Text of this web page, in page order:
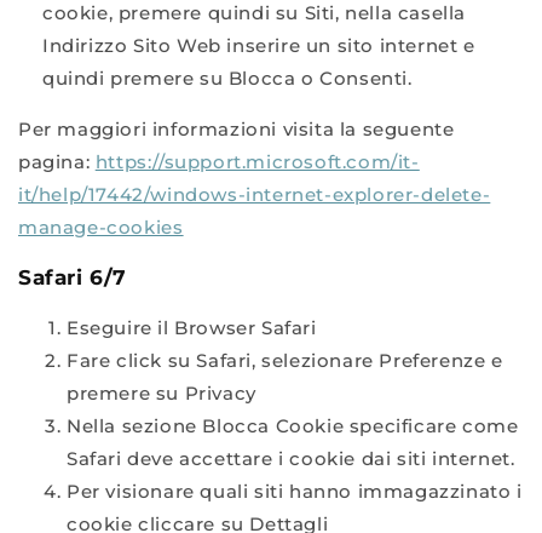
cookie, premere quindi su Siti, nella casella
Indirizzo Sito Web inserire un sito internet e
quindi premere su Blocca o Consenti.
Per maggiori informazioni visita la seguente
pagina: https://support.microsoft.com/it-
it/help/17442/windows-internet-explorer-delete-
manage-cookies
Safari 6/7
Eseguire il Browser Safari
Fare click su Safari, selezionare Preferenze e
premere su Privacy
Nella sezione Blocca Cookie specificare come
Safari deve accettare i cookie dai siti internet.
Per visionare quali siti hanno immagazzinato i
cookie cliccare su Dettagli